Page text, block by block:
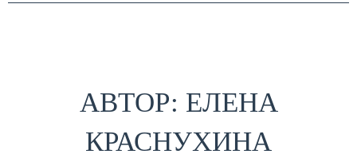
АВТОР: ЕЛЕНА
КРАСНУХИНА